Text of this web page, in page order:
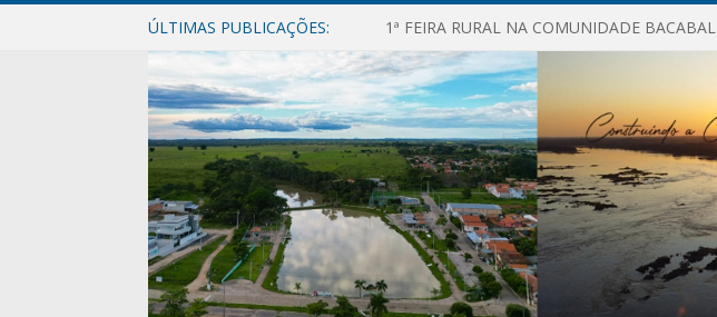
ÚLTIMAS PUBLICAÇÕES: 1ª FEIRA RURAL NA COMUNIDADE BACABAL